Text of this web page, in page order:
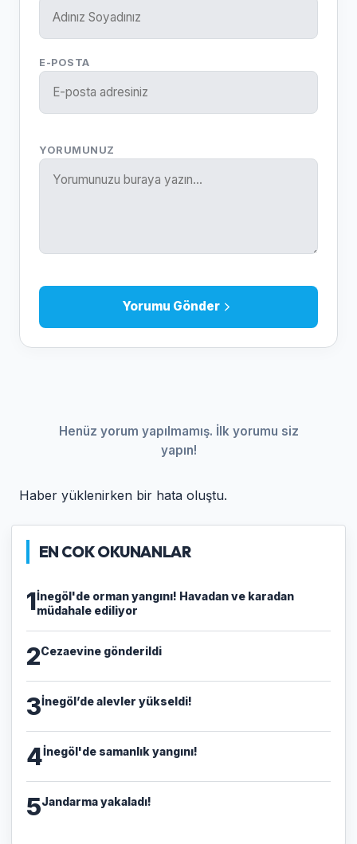
E-POSTA
YORUMUNUZ
Yorumu Gönder
Henüz yorum yapılmamış. İlk yorumu siz
yapın!
Haber yüklenirken bir hata oluştu.
EN COK OKUNANLAR
1İnegöl'de orman yangını! Havadan ve karadan
müdahale ediliyor
2Cezaevine gönderildi
3İnegöl’de alevler yükseldi!
4İnegöl'de samanlık yangını!
5Jandarma yakaladı!